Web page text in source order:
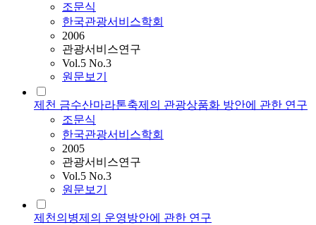
조문식
한국관광서비스학회
2006
관광서비스연구
Vol.5 No.3
원문보기
제천 금수산마라톤축제의 관광상품화 방안에 관한 연구
조문식
한국관광서비스학회
2005
관광서비스연구
Vol.5 No.3
원문보기
제천의병제의 운영방안에 관한 연구